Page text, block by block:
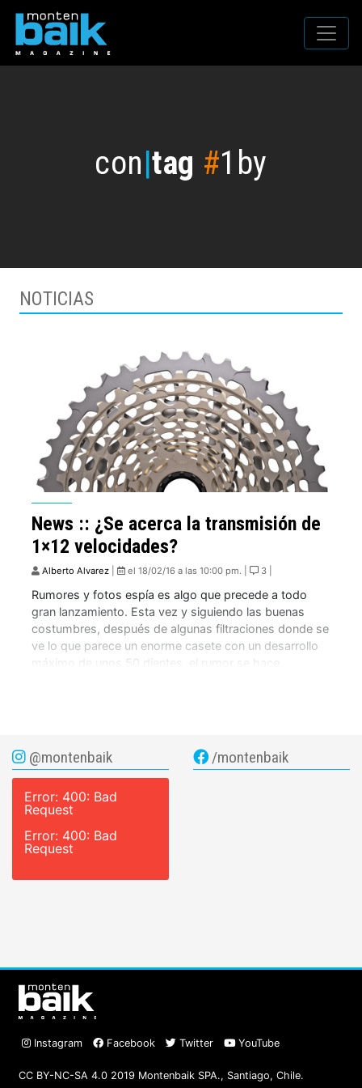
con|tag #1by
NOTICIAS
News :: ¿Se acerca la transmisión de
1×12 velocidades?
Alberto Alvarez el 18/02/16 a las 10:00 pm. | 3 |
Rumores y fotos espía es algo que precede a todo
gran lanzamiento. Esta vez y siguiendo las buenas
costumbres, después de algunas filtraciones donde se
ve lo que parece un enorme casete con un desarrollo
máximo de unos 50 dientes, el rumor se hace
@montenbaik
Error: 400: Bad
Request
Error: 400: Bad
Request
/montenbaik
Instagram Facebook Twitter YouTube
CC BY-NC-SA 4.0 2019 Montenbaik SPA., Santiago, Chile.